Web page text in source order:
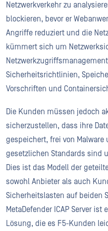
Netzwerkverkehr zu
blockieren, bevor er
Angriffe reduziert und die
kümmert sich um
Sicherheitsrichtlinien,
Vorschriften und
Die Kunden müssen jedoch
sicherzustellen, dass ihre
gespeichert, frei von
gesetzlichen Standards sind
Dies ist das Modell der
sowohl Anbieter als auch
Sicherheitslasten auf beiden
MetaDefender ICAP Server
Lösung, die es F5-Kunden